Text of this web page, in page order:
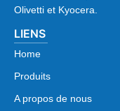
Olivetti et Kyocera.
LIENS
Home
Produits
A propos de nous